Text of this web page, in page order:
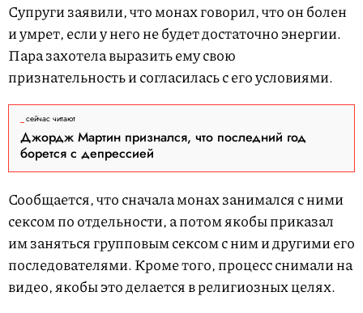
Супруги заявили, что монах говорил, что он болен
и умрет, если у него не будет достаточно энергии.
Пара захотела выразить ему свою
признательность и согласилась с его условиями.
сейчас читают
Джордж Мартин признался, что последний год
борется с депрессией
Сообщается, что сначала монах занимался с ними
сексом по отдельности, а потом якобы приказал
им заняться групповым сексом с ним и другими его
последователями. Кроме того, процесс снимали на
видео, якобы это делается в религиозных целях.